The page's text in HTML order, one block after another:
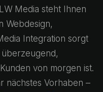
Media steht Ihnen
Webdesign,
Integration sorgt
von morgen ist.
nächstes Vorhaben –